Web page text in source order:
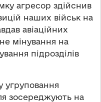
агресор здійснив
наших військ на
авіаційних
мінування на
підрозділів
угруповання
зосереджують на